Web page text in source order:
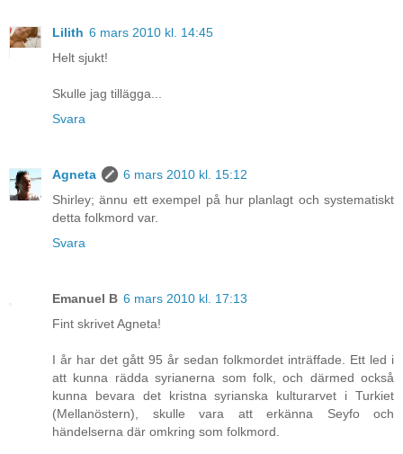
Lilith 6 mars 2010 kl. 14:45
Helt sjukt!
Skulle jag tillägga...
Svara
Agneta
6 mars 2010 kl. 15:12
Shirley; ännu ett exempel på hur planlagt och systematiskt
detta folkmord var.
Svara
Emanuel B 6 mars 2010 kl. 17:13
Fint skrivet Agneta!
I år har det gått 95 år sedan folkmordet inträffade. Ett led i
att kunna rädda syrianerna som folk, och därmed också
kunna bevara det kristna syrianska kulturarvet i Turkiet
(Mellanöstern), skulle vara att erkänna Seyfo och
händelserna där omkring som folkmord.